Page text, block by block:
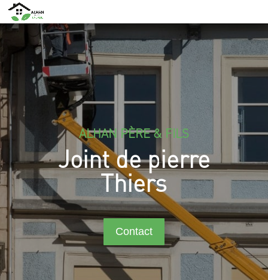
ALHAN PÈRE & FILS
Joint de pierre
Thiers
Contact